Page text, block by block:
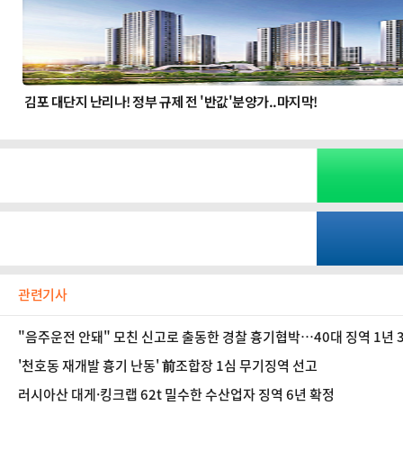
관련기사
"음주운전 안돼" 모친 신고로 출동한 경찰 흉기협박…40대 징역 1년
'천호동 재개발 흉기 난동' 前조합장 1심 무기징역 선고
러시아산 대게·킹크랩 62t 밀수한 수산업자 징역 6년 확정